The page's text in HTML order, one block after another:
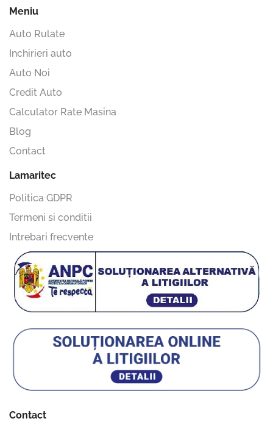
Meniu
Auto Rulate
Inchirieri auto
Auto Noi
Credit Auto
Calculator Rate Masina
Blog
Contact
Lamaritec
Politica GDPR
Termeni si conditii
Intrebari frecvente
Contact